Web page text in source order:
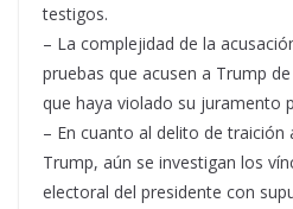
testigos.
– La complejidad de la
pruebas que acusen a Trump
que haya violado su juramento
– En cuanto al delito de traición
Trump, aún se investigan los
electoral del presidente con